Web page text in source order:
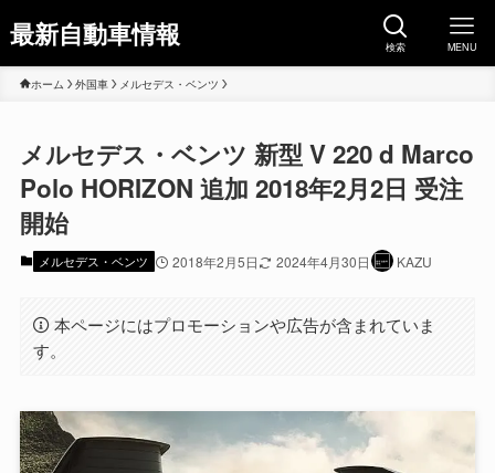
最新自動車情報 検索 MENU
ホーム 外国車 メルセデス・ベンツ
メルセデス・ベンツ 新型 V 220 d Marco
Polo HORIZON 追加 2018年2月2日 受注
開始
メルセデス・ベンツ 2018年2月5日 2024年4月30日 KAZU
本ページにはプロモーションや広告が含まれていま
す。